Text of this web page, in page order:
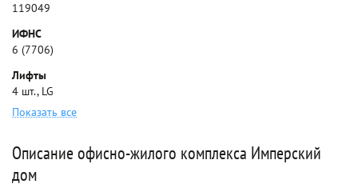
119049
ИФНС
6 (7706)
Лифты
4 шт., LG
Показать все
Описание офисно-жилого комплекса Имперский
дом